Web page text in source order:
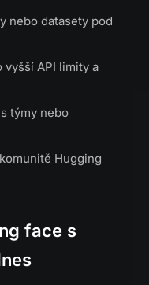
nebo datasety pod
vyšší API limity a
týmy nebo
Hugging
face s